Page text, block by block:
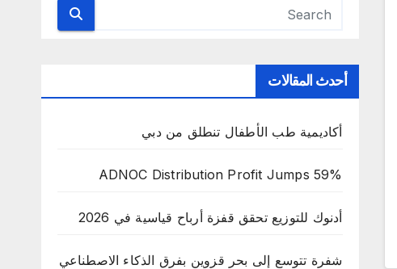
أحدث المقالات
أكاديمية طب الأطفال تنطلق من دبي
ADNOC Distribution Profit Jumps 59%
أدنوك للتوزيع تحقق قفزة أرباح قياسية في 2026
شفرة تتوسع إلى بحر قزوين بفرق الذكاء الاصطناعي